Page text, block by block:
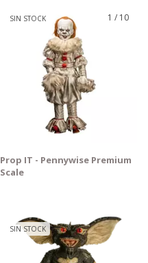
1 / 10
SIN STOCK
Prop IT - Pennywise Premium
Scale
SIN STOCK